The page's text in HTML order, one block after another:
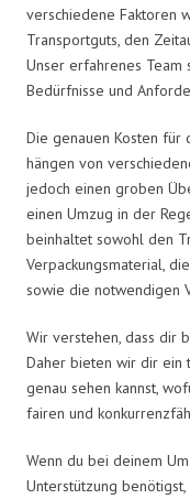
verschiedene Faktoren
Transportguts, den
Unser erfahrenes Team
Bedürfnisse und
Die genauen Kosten für
hängen von
jedoch einen groben
einen Umzug in der
beinhaltet sowohl den
Verpackungsmaterial,
sowie die notwendigen
Wir verstehen, dass dir
Daher bieten wir dir ein
genau sehen kannst,
fairen und
Wenn du bei deinem
Unterstützung